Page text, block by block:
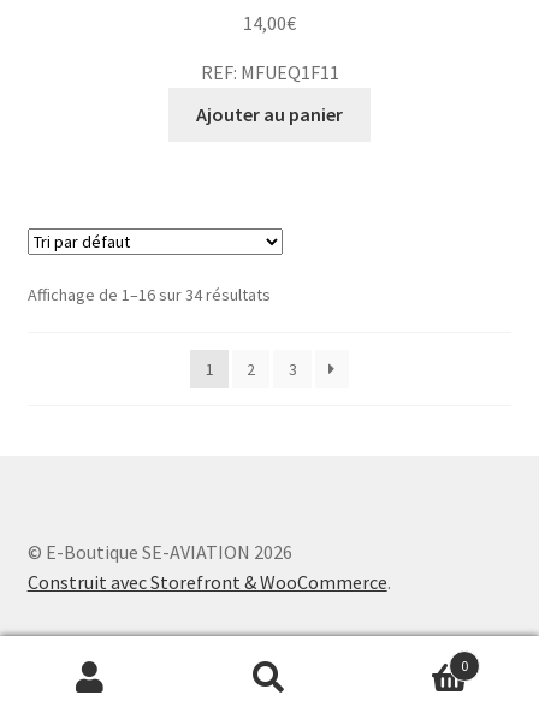
14,00€
REF: MFUEQ1F11
Ajouter au panier
Affichage de 1–16 sur 34 résultats
1 2 3
© E-Boutique SE-AVIATION 2026
Construit avec Storefront & WooCommerce.
Recherche
Recherche
0